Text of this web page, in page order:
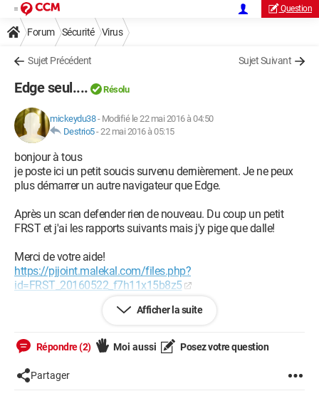
Question
Forum Sécurité Virus
Sujet Précédent Sujet Suivant
Edge seul.... Résolu
mickeydu38- Modifié le 22 mai 2016 à 04:50
Destrio5-22 mai 2016 à 05:15
bonjour à tous
je poste ici un petit soucis survenu dernièrement. Je ne peux
plus démarrer un autre navigateur que Edge.
Après un scan defender rien de nouveau. Du coup un petit
FRST et j'ai les rapports suivants mais j'y pige que dalle!
Merci de votre aide!
https://pjjoint.malekal.com/files.php?
id=FRST_20160522_f7h11x15b8z5
https://pjjoint.malekal.com/files.php?
https://pjjoint.malekal.com/files.php?
id=20160522_n7i14n6b5p11
Afficher la suite
Répondre (2) Moi aussi Posez votre question
Partager